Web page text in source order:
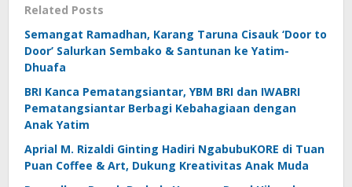
Related Posts
Semangat Ramadhan, Karang Taruna Cisauk ‘Door to
Door’ Salurkan Sembako & Santunan ke Yatim-
Dhuafa
BRI Kanca Pematangsiantar, YBM BRI dan IWABRI
Pematangsiantar Berbagi Kebahagiaan dengan
Anak Yatim
Aprial M. Rizaldi Ginting Hadiri NgabubuKORE di Tuan
Puan Coffee & Art, Dukung Kreativitas Anak Muda